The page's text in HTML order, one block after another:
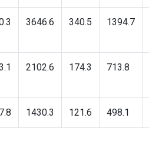
3646.6 340.5 1394.7
2102.6 174.3 713.8
1430.3 121.6 498.1